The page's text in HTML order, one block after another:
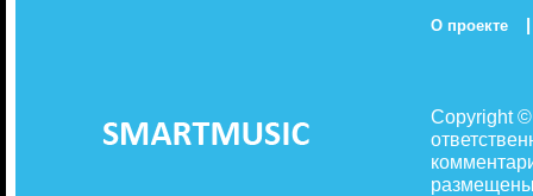
О проекте |
Copyright
размещены